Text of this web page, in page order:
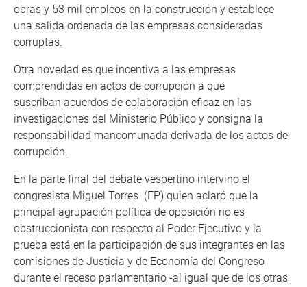
obras y 53 mil empleos en la construcción y establece
una salida ordenada de las empresas consideradas
corruptas.
Otra novedad es que incentiva a las empresas
comprendidas en actos de corrupción a que
suscriban acuerdos de colaboración eficaz en las
investigaciones del Ministerio Público y consigna la
responsabilidad mancomunada derivada de los actos de
corrupción.
En la parte final del debate vespertino intervino el
congresista Miguel Torres (FP) quien aclaró que la
principal agrupación política de oposición no es
obstruccionista con respecto al Poder Ejecutivo y la
prueba está en la participación de sus integrantes en las
comisiones de Justicia y de Economía del Congreso
durante el receso parlamentario -al igual que de los otras